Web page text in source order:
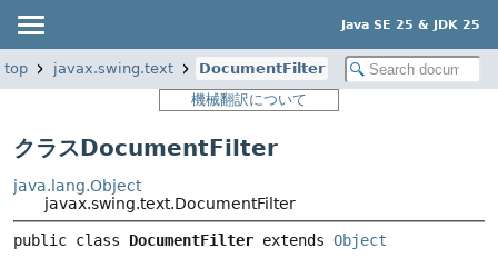
Java SE 25 & JDK 25
javax.swing.text
DocumentFilter
機械翻訳について
クラスDocumentFilter
java.lang.Object
javax.swing.text.DocumentFilter
public class DocumentFilter extends Object